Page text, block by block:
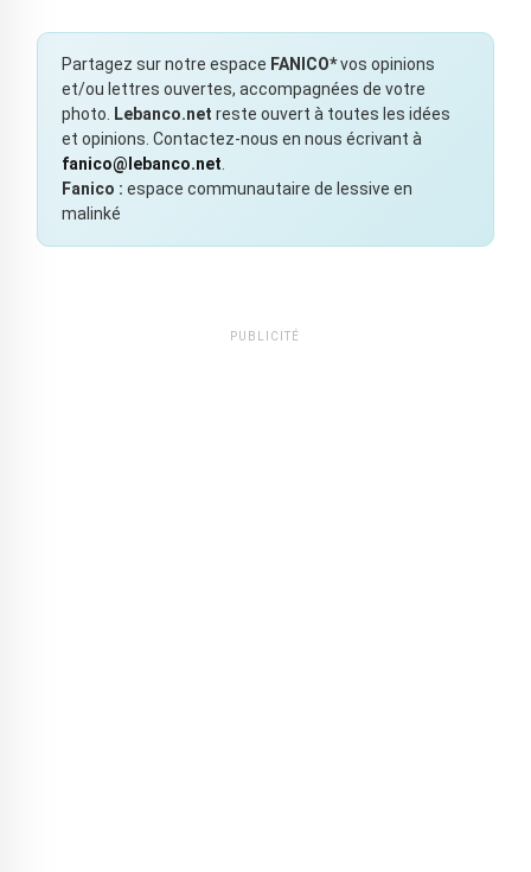
Partagez sur notre espace FANICO*vos opinions
et/ou lettres ouvertes, accompagnées de votre
photo.
Lebanco.net reste ouvert à toutes les idées
et opinions. Contactez-nous en nous écrivant à
fanico@lebanco.net
Fanico : espace communautaire de lessive en
malinké
PUBLICITÉ